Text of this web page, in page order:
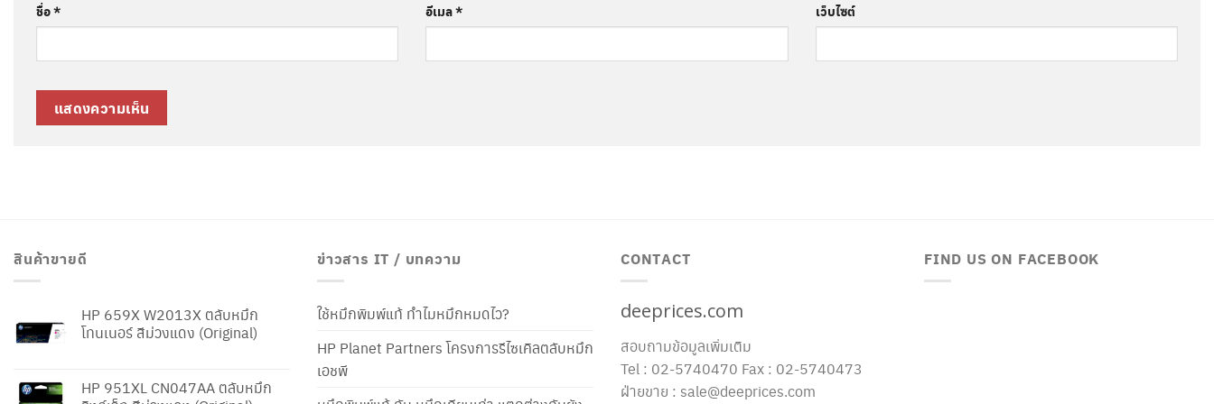
ชื่อ* อีเมล* เว็บไซต์
สินค้าขายดี
HP 659X W2013X ตลับหมึก
โทนเนอร์ สีม่วงแดง (Original)
HP 951XL CN047AA ตลับหมึก
ข่าวสาร IT / บทความ
ใช้หมึกพิมพ์แท้ ทำไมหมึกหมดไว?
HP Planet Partners โครงการรีไซเคิลตลับหมึก
เอชพี
CONTACT
deeprices.com
สอบถามข้อมูลเพิ่มเติม
Tel : 02-5740470 Fax : 02-5740473
ฝ่ายขาย : sale@deeprices.com
FIND US ON FACEBOOK